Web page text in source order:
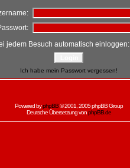
jedem Besuch automatisch einloggen:
Ich habe mein Passwort vergessen!
Powered byphpBB© 2001, 2005 phpBB Group
Deutsche Übersetzung vonphpBB.de